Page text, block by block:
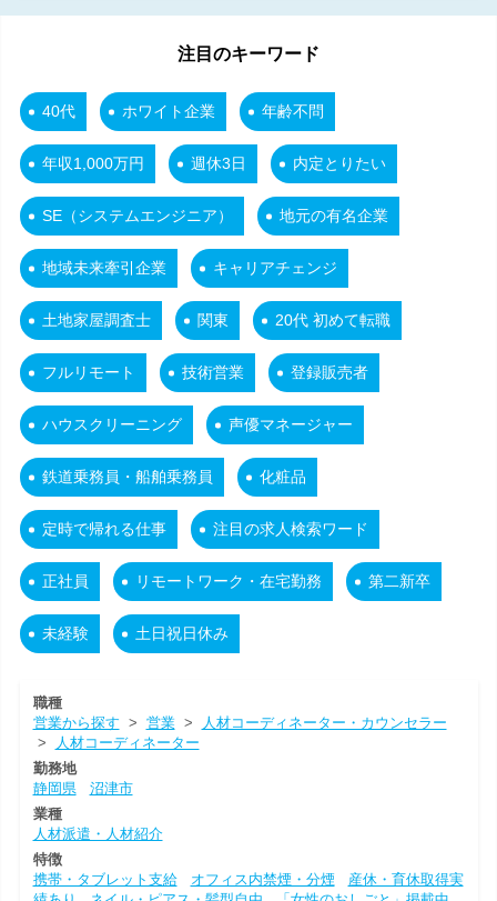
注目のキーワード
40代 ホワイト企業 年齢不問
年収1,000万円 週休3日 内定とりたい
SE（システムエンジニア） 地元の有名企業
地域未来牽引企業 キャリアチェンジ
土地家屋調査士 関東 20代 初めて転職
フルリモート 技術営業 登録販売者
ハウスクリーニング 声優マネージャー
鉄道乗務員・船舶乗務員 化粧品
定時で帰れる仕事 注目の求人検索ワード
正社員 リモートワーク・在宅勤務 第二新卒
未経験 土日祝日休み
職種
営業から探す > 営業>
人材コーディネーター・カウンセラー
>
人材コーディネーター
勤務地
静岡県
沼津市
業種
人材派遣・人材紹介
特徴
携帯・タブレット支給
オフィス内禁煙・分煙
産休・育休取得実